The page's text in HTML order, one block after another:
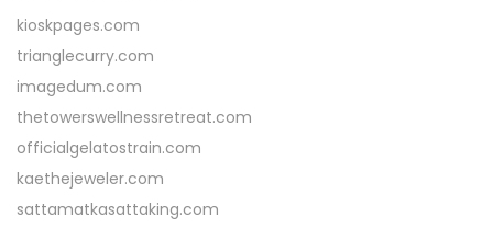
kioskpages.com
trianglecurry.com
imagedum.com
thetowerswellnessretreat.com
officialgelatostrain.com
kaethejeweler.com
sattamatkasattaking.com